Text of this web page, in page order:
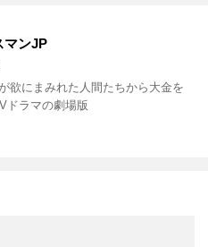
マンJP
欲にまみれた人間たちから大金を
ドラマの劇場版